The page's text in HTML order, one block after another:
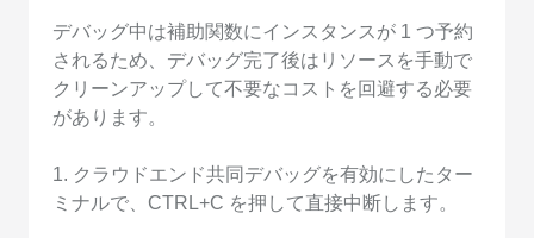
デバッグ中は補助関数にインスタンスが 1 つ予約
されるため、デバッグ完了後はリソースを手動で
クリーンアップして不要なコストを回避する必要
があります。
1. クラウドエンド共同デバッグを有効にしたター
ミナルで、CTRL+C を押して直接中断します。